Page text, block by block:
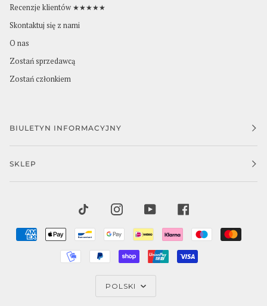
Recenzje klientów ★★★★★
Skontaktuj się z nami
O nas
Zostań sprzedawcą
Zostań członkiem
BIULETYN INFORMACYJNY
SKLEP
TIKTOK INSTAGRAMYOUTUBE
AMERICANAPPLE
BANCONTACT
GOOGLEIDEAL KLARNA MAESTRO
MOBILEPAY
PAYPAL
SHOPIFY UNIONPAY
JĘZYK
POLSKI